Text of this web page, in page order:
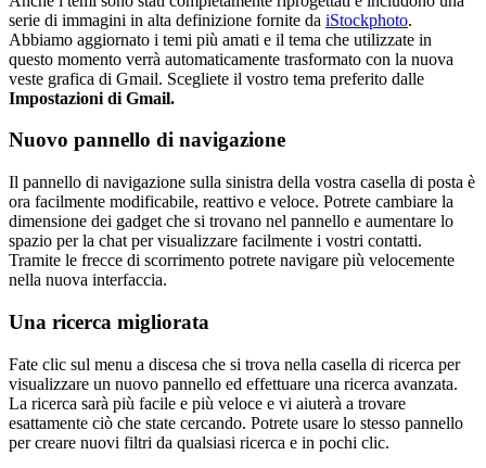
serie di immagini in alta definizione fornite da iStockphoto.
Abbiamo aggiornato i temi più amati e il tema che utilizzate in
questo momento verrà automaticamente trasformato con la nuova
veste grafica di Gmail. Scegliete il vostro tema preferito dalle
Impostazioni di Gmail.
Nuovo pannello di navigazione
Il pannello di navigazione sulla sinistra della vostra casella di posta è
ora facilmente modificabile, reattivo e veloce. Potrete cambiare la
dimensione dei gadget che si trovano nel pannello e aumentare lo
spazio per la chat per visualizzare facilmente i vostri contatti.
Tramite le frecce di scorrimento potrete navigare più velocemente
nella nuova interfaccia.
Una ricerca migliorata
Fate clic sul menu a discesa che si trova nella casella di ricerca per
visualizzare un nuovo pannello ed effettuare una ricerca avanzata.
La ricerca sarà più facile e più veloce e vi aiuterà a trovare
esattamente ciò che state cercando. Potrete usare lo stesso pannello
per creare nuovi filtri da qualsiasi ricerca e in pochi clic.